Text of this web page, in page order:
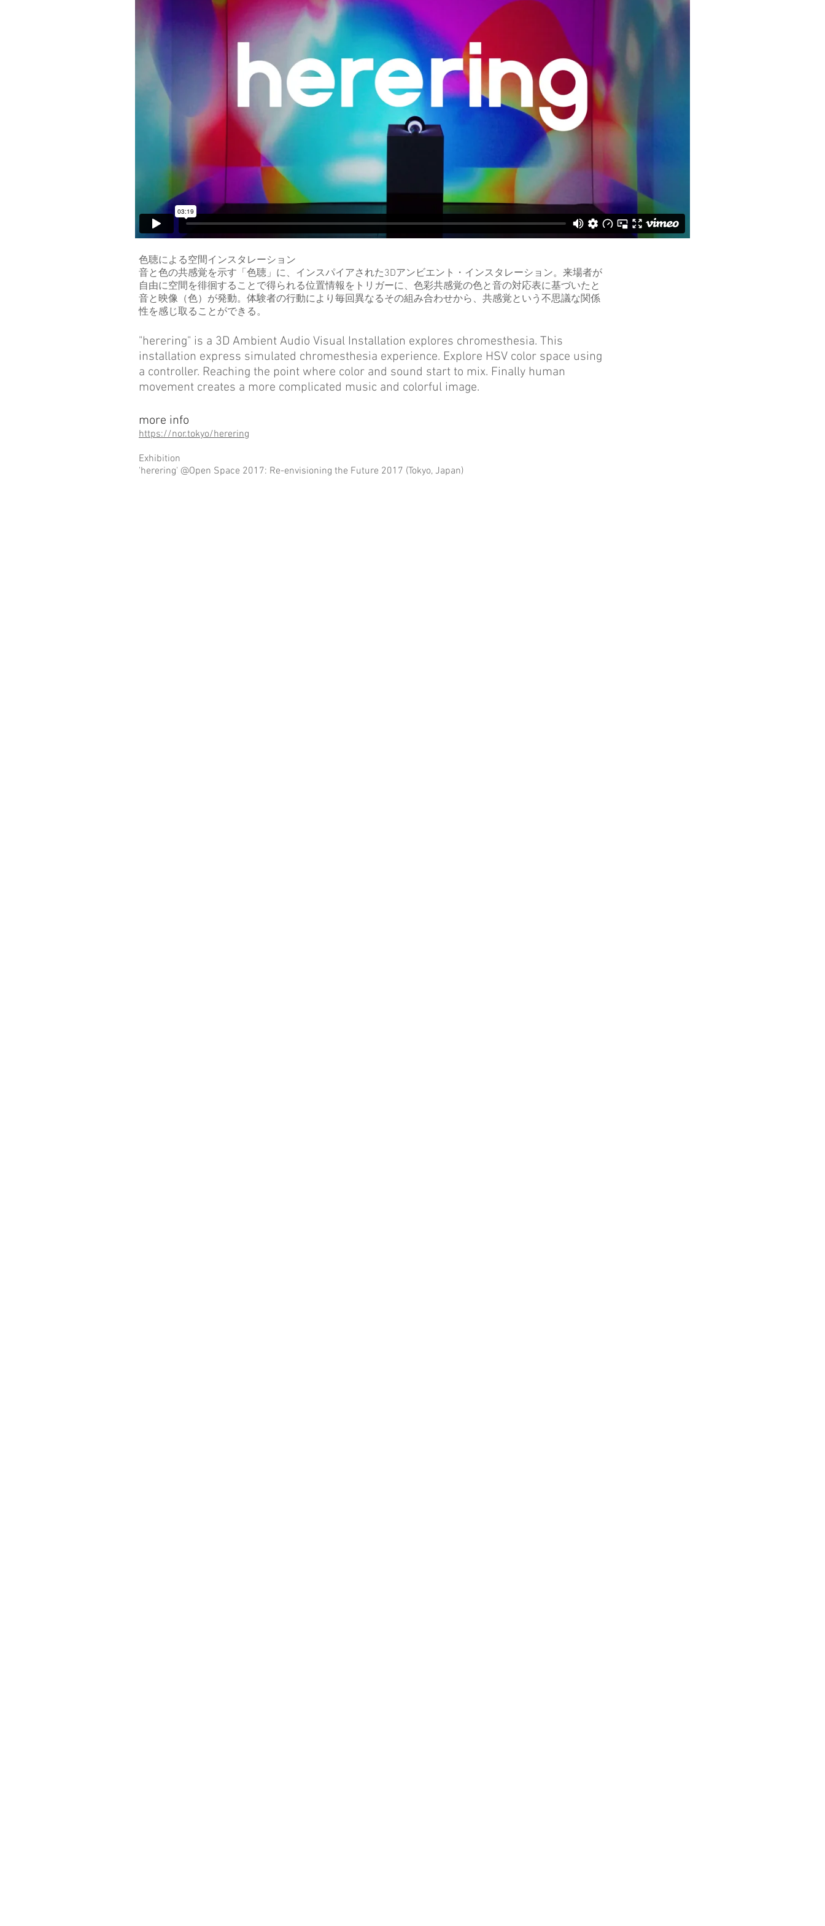
色聴による空間インスタレーション
音と色の共感覚を示す「色聴」に、インスパイアされた3Dアンビエント・インスタレーション。来場者が
自由に空間を徘徊することで得られる位置情報をトリガーに、色彩共感覚の色と音の対応表に基づいたと
音と映像（色）が発動。体験者の行動により毎回異なるその組み合わせから、共感覚という不思議な関係
性を感じ取ることができる。
"herering" is a 3D Ambient Audio Visual Installation explores chromesthesia. This
installation express simulated chromesthesia experience. Explore HSV color space using
a controller. Reaching the point where color and sound start to mix. Finally human
movement creates a more complicated music and colorful image.
more info
https://nor.tokyo/herering
Exhibition
'herering' @Open Space 2017: Re-envisioning the Future 2017 (Tokyo, Japan)